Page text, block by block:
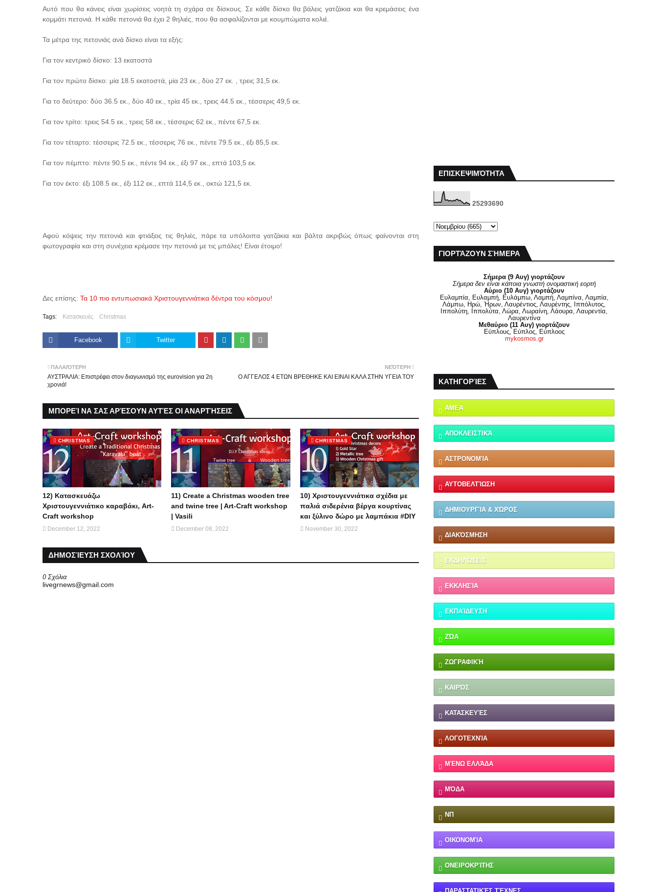
Αυτό που θα κάνεις είναι χωρίσεις νοητά τη σχάρα σε δίσκους. Σε κάθε δίσκο θα βάλεις γατζάκια και θα κρεμάσεις ένα
κομμάτι πετονιά. Η κάθε πετονιά θα έχει 2 θηλιές, που θα ασφαλίζονται με κουμπώματα κολιέ.
Τα μέτρα της πετονιάς ανά δίσκο είναι τα εξής:
Για τον κεντρικό δίσκο: 13 εκατοστά
Για τον πρώτο δίσκο: μία 18.5 εκατοστά, μία 23 εκ., δύο 27 εκ. , τρεις 31,5 εκ.
Για το δεύτερο: δύο 36.5 εκ., δύο 40 εκ., τρία 45 εκ., τρεις 44.5 εκ., τέσσερις 49,5 εκ.
Για τον τρίτο: τρεις 54.5 εκ., τρεις 58 εκ., τέσσερις 62 εκ., πέντε 67,5 εκ.
Για τον τέταρτο: τέσσερις 72.5 εκ., τέσσερις 76 εκ., πέντε 79.5 εκ., έξι 85,5 εκ.
Για τον πέμπτο: πέντε 90.5 εκ., πέντε 94 εκ., έξι 97 εκ., επτά 103,5 εκ.
Για τον έκτο: έξι 108.5 εκ., έξι 112 εκ., επτά 114,5 εκ., οκτώ 121,5 εκ.
Αφού κόψεις την πετονιά και φτιάξεις τις θηλιές, πάρε τα υπόλοιπα γατζάκια και βάλτα ακριβώς όπως φαίνονται στη
φωτογραφία και στη συνέχεια κρέμασε την πετονιά με τις μπάλες! Είναι έτοιμο!
Δες επίσης: Τα 10 πιο εντυπωσιακά Χριστουγεννιάτικα δέντρα του κόσμου!
Tags: Κατασκευές Christmas
Facebook Twitter
ΝΕΌΤΕΡΗ
O AΓΓEΛOΣ 4 ETΩN BPEΘHKE KAI EINAI KAΛA ΣTHN YΓEIA TOY
ΠΑΛΑΙΌΤΕΡΗ
ΑΥΣΤΡΑΛΙΑ: Επιστρέφει στον διαγωνισμό της eurovision για 2η
χρονιά!
ΜΠΟΡΕΊ ΝΑ ΣΑΣ ΑΡΈΣΟΥΝ ΑΥΤΈΣ ΟΙ ΑΝΑΡΤΉΣΕΙΣ
CHRISTMAS
12) Κατασκευάζω
Χριστουγεννιάτικο καραβάκι, Art-
Craft workshop
December 12, 2022
CHRISTMAS
11) Create a Christmas wooden tree
and twine tree | Art-Craft workshop
| Vasili
December 08, 2022
CHRISTMAS
10) Χριστουγεννιάτικα σχέδια με
παλιά σιδερένια βέργα κουρτίνας
και ξύλινο δώρο με λαμπάκια #DIY
November 30, 2022
ΔΗΜΟΣΊΕΥΣΗ ΣΧΟΛΊΟΥ
0 Σχόλια
livegrnews@gmail.com
ΕΠΙΣΚΕΨΙΜΌΤΗΤΑ
25293690
ΓΙΟΡΤΆΖΟΥΝ ΣΉΜΕΡΑ
Σήμερα (9 Αυγ) γιορτάζουν
Σήμερα δεν είναι κάποια γνωστή ονομαστική εορτή
Αύριο (10 Αυγ) γιορτάζουν
Ευλαμπία, Ευλαμπή, Ευλάμπω, Λαμπή, Λαμπίνα, Λαμπία,
Λάμπω, Ηρώ, Ήρων, Λαυρέντιος, Λαυρέντης, Ιππόλυτος,
Ιππολύτη, Ιππολύτα, Λώρα, Λωραίνη, Λάουρα, Λαυρεντία,
Λαυρεντίνα
Μεθαύριο (11 Αυγ) γιορτάζουν
Εύπλους, Εύπλος, Εύπλοος
mykosmos.gr
ΚΑΤΗΓΟΡΊΕΣ
ΑΜΕΑ
ΑΠΟΚΛΕΙΣΤΙΚΆ
ΑΣΤΡΟΝΟΜΊΑ
ΑΥΤΟΒΕΛΤΊΩΣΗ
ΔΗΜΙΟΥΡΓΊΑ & ΧΏΡΟΣ
ΔΙΑΚΌΣΜΗΣΗ
ΕΚΔΗΛΏΣΕΙΣ
ΕΚΚΛΗΣΊΑ
ΕΚΠΑΊΔΕΥΣΗ
ΖΏΑ
ΖΩΓΡΑΦΙΚΉ
ΚΑΙΡΌΣ
ΚΑΤΑΣΚΕΥΈΣ
ΛΟΓΟΤΕΧΝΊΑ
ΜΈΝΩ ΕΛΛΆΔΑ
ΜΌΔΑ
ΝΠ
ΟΙΚΟΝΟΜΊΑ
ΟΝΕΙΡΟΚΡΊΤΗΣ